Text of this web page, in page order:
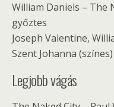
William Daniels – The
győztes
Joseph Valentine,
Szent Johanna
Legjobb vágás